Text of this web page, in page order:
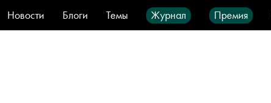
Новости Блоги Темы Журнал Премия
Стиль
Видео Город IT-продукты